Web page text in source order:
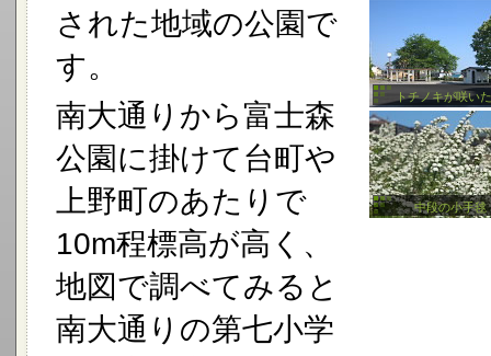
された地域の公園で
す。
南大通りから富士森
公園に掛けて台町や
上野町のあたりで
10m程標高が高く、
地図で調べてみると
南大通りの第七小学
トチノキが咲い
中段の小手毬